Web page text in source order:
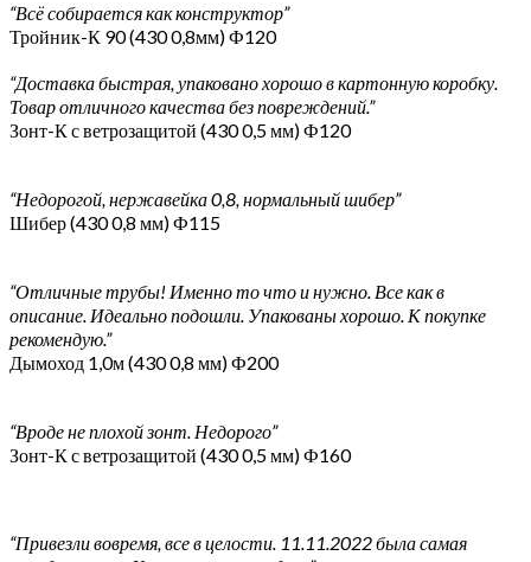
“Всё собирается как конструктор”
Тройник-К 90 (430 0,8мм) Ф120
“Доставка быстрая, упаковано хорошо в картонную коробку.
Товар отличного качества без повреждений.”
Зонт-К с ветрозащитой (430 0,5 мм) Ф120
“Недорогой, нержавейка 0,8, нормальный шибер”
Шибер (430 0,8 мм) Ф115
“Отличные трубы! Именно то что и нужно. Все как в
описание. Идеально подошли. Упакованы хорошо. К покупке
рекомендую.”
Дымоход 1,0м (430 0,8 мм) Ф200
“Вроде не плохой зонт. Недорого”
Зонт-К с ветрозащитой (430 0,5 мм) Ф160
“Привезли вовремя, все в целости. 11.11.2022 была самая